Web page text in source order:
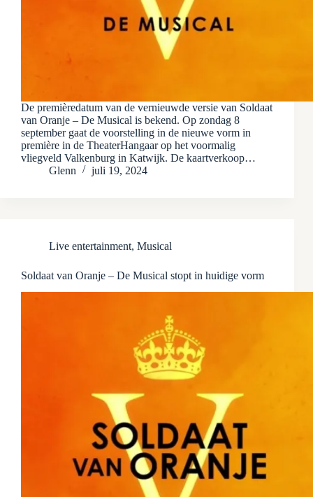
De premièredatum van de vernieuwde versie van Soldaat
van Oranje – De Musical is bekend. Op zondag 8
september gaat de voorstelling in de nieuwe vorm in
première in de TheaterHangaar op het voormalig
vliegveld Valkenburg in Katwijk. De kaartverkoop…
Glenn
juli 19, 2024
Live entertainment, Musical
Soldaat van Oranje – De Musical stopt in huidige vorm